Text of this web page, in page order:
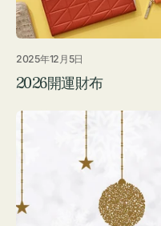
2025年12月5日
2026開運財布